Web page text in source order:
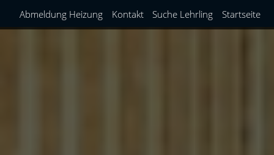
Abmeldung Heizung Kontakt Suche Lehrling Startseite